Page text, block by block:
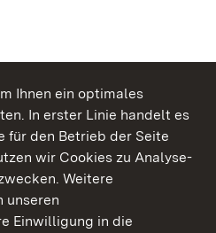
Ihnen ein optimales
In erster Linie handelt es
für den Betrieb der Seite
wir Cookies zu Analyse-
Weitere
unseren
Einwilligung in die
Baden‑Württemberg